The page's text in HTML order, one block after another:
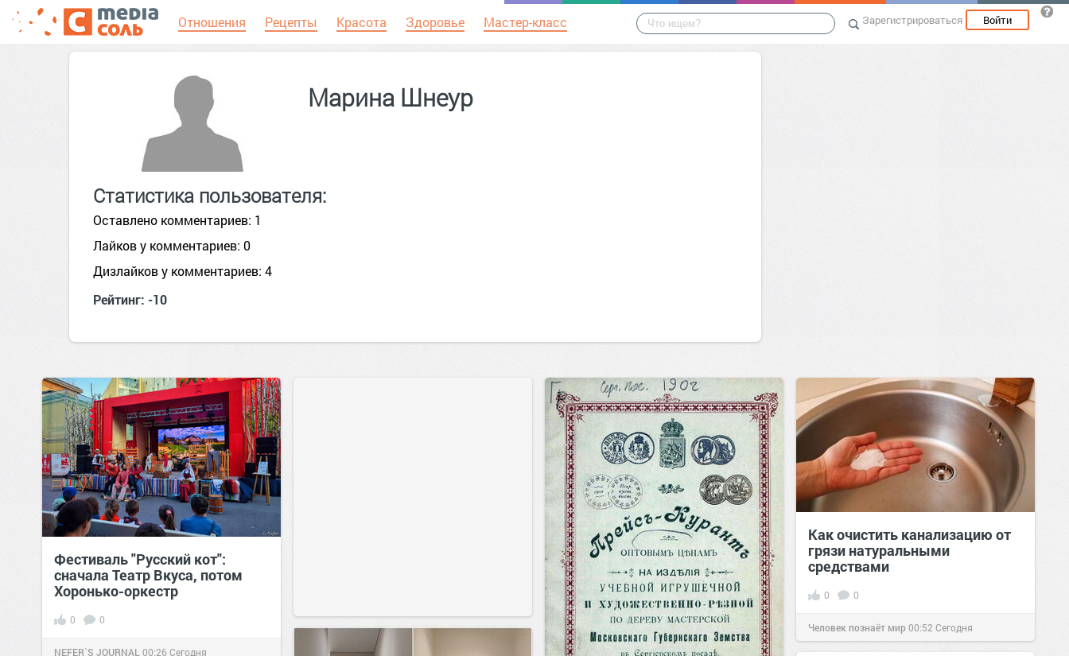
Отношения Рецепты Красота Здоровье Мастер-класс Зарегистрироваться Войти
Марина Шнеур
Статистика пользователя:
Оставлено комментариев: 1
Лайков у комментариев: 0
Дизлайков у комментариев: 4
Рейтинг: -10
Фестиваль "Русский кот":
сначала Театр Вкуса, потом
Хоронько-оркестр
0 0
NEFER`S JOURNAL 00:26Сегодня
Как очистить канализацию от
грязи натуральными
средствами
0 0
Человек познаёт мир00:52 Сегодня